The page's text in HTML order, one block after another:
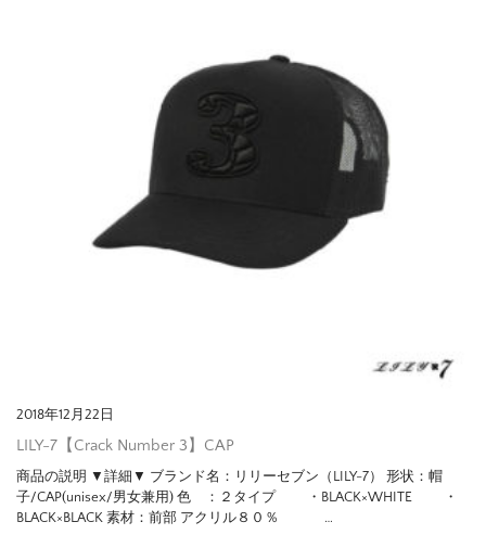
2018年12月22日
LILY-7【Crack Number 3】CAP
商品の説明 ▼詳細▼ ブランド名：リリーセブン（LILY-7） 形状：帽
子/CAP(unisex/男女兼用) 色 ：２タイプ ・BLACK×WHITE ・
BLACK×BLACK 素材：前部 アクリル８０％ …